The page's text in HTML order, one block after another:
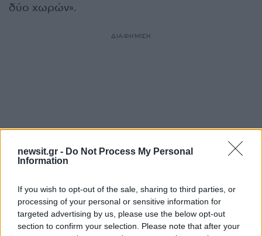
newsit.gr - Do Not Process My Personal
Information
If you wish to opt-out of the sale, sharing to third parties, or
processing of your personal or sensitive information for
targeted advertising by us, please use the below opt-out
section to confirm your selection. Please note that after your
δύο χωρών».
ΔΙΑΦΗΜΙΣΗ
Αν τα χάσατε